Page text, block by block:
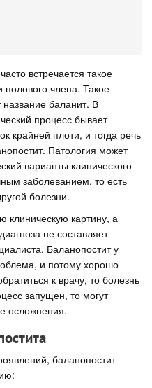
встречается такое
полового члена. Такое
название баланит. В
процесс бывает
крайней плоти, и тогда речь
Патология может
варианты клинического
заболеванием, то есть
болезни.
клиническую картину, а
не составляет
Баланопостит у
и потому хорошо
к врачу, то болезнь
запущен, то могут
осложнения.
баланопостит